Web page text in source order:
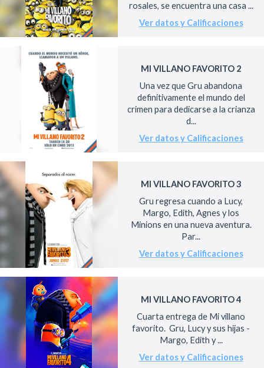
rosales, se encuentra una casa ...
Ver datos y Calificaciones
MI VILLANO FAVORITO 2
Una vez que Gru abandona
definitivamente el mundo del
crimen para dedicarse a la crianza
d...
Ver datos y Calificaciones
MI VILLANO FAVORITO 3
Gru regresa cuando a Lucy,
Margo, Edith, Agnes y los
Minions en una nueva aventura.
Par...
Ver datos y Calificaciones
MI VILLANO FAVORITO 4
Cuarta entrega de Mi villano
favorito. Gru, Lucy y sus hijas -
Margo, Edith y ...
Ver datos y Calificaciones